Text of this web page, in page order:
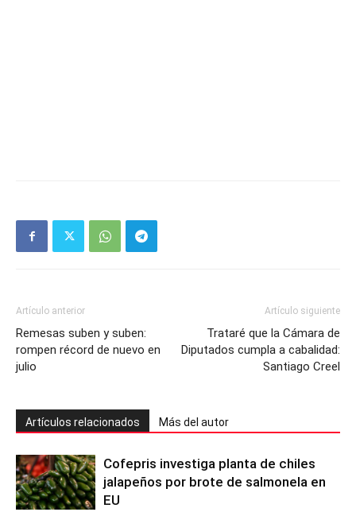
Artículo anterior
Remesas suben y suben:
rompen récord de nuevo en
julio
Artículo siguiente
Trataré que la Cámara de
Diputados cumpla a cabalidad:
Santiago Creel
Artículos relacionados Más del autor
Cofepris investiga planta de chiles
jalapeños por brote de salmonela en
EU